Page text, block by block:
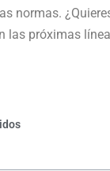
normas.
las próximas